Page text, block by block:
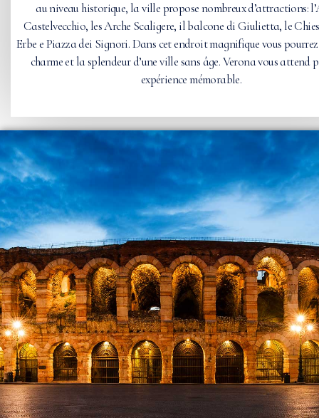
au niveau historique, la ville propose nombreux d’attractions:
Castelvecchio, les Arche Scaligere, il balcone di Giulietta, le
Erbe e Piazza dei Signori. Dans cet endroit magnifique vous
charme et la splendeur d’une ville sans âge. Verona vous attend
expérience mémorable.